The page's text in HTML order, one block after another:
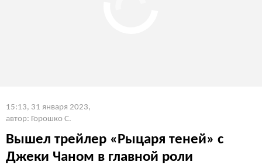
15:13, 31 января 2023,
автор: Горошко С.
Вышел трейлер «Рыцаря теней» с
Джеки Чаном в главной роли